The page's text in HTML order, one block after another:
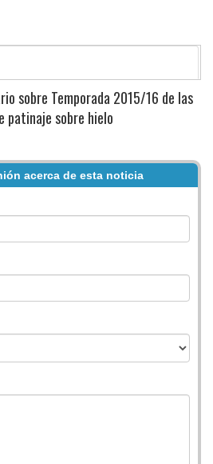
sobre Temporada 2015/16 de las
patinaje sobre hielo
acerca de esta noticia